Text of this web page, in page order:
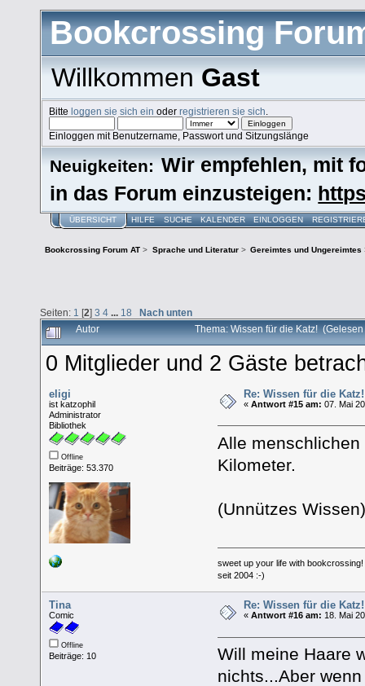
Bookcrossing
WillkommenGast
Bitteloggen sie sich ein oderregistrieren sie sich
Einloggen mit Benutzername, Passwort und Sitzungslänge
Neuigkeiten: Wir empfehlen, mit
in das Forum einzusteigen:
ÜBERSICHT HILFE SUCHE KALENDER EINLOGGEN
Bookcrossing Forum AT > Sprache und Literatur> Gereimtes und Ungereimtes
Seiten: 1 [2] 3 4 ... 18 Nach unten
Autor Thema: Wissen für die Katz!
0 Mitglieder und 2 Gäste
eligi
ist katzophil
Administrator
Bibliothek
Offline
Beiträge: 53.370
Re: Wissen für die Katz!
«Antwort #15 am: 07. Mai
Alle
Kilometer.
(Unnützes Wissen)
sweet up your life with bookcrossing!
seit 2004 :-)
Tina
Comic
Offline
Beiträge: 10
Re: Wissen für die Katz!
«Antwort #16 am: 18. Mai
Will meine Haare
nichts...Aber